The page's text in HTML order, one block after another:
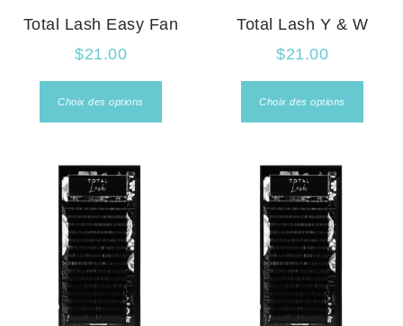
Total Lash Easy Fan
$21.00
Choix des options
Total Lash Y & W
$21.00
Choix des options